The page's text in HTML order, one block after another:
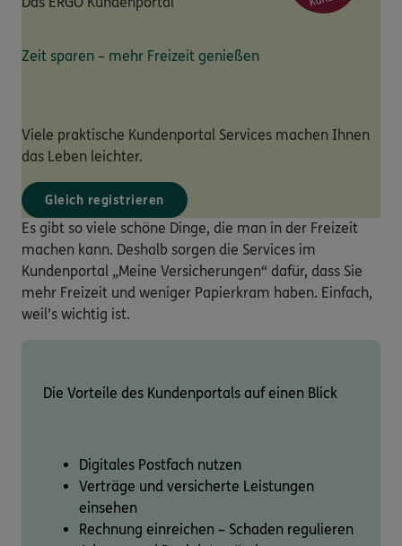
Zeit sparen – mehr Freizeit genießen
Viele praktische Kundenportal Services machen Ihnen
das Leben leichter.
Gleich registrieren
Es gibt so viele schöne Dinge, die man in der Freizeit
machen kann. Deshalb sorgen die Services im
Kundenportal „Meine Versicherungen“ dafür, dass Sie
mehr Freizeit und weniger Papierkram haben. Einfach,
weil’s wichtig ist.
Die Vorteile des Kundenportals auf einen Blick
Digitales Postfach nutzen
Verträge und versicherte Leistungen
einsehen
Rechnung einreichen – Schaden regulieren